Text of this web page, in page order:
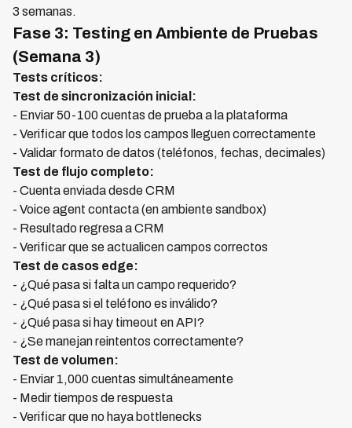
3 semanas.
Fase 3: Testing en Ambiente de Pruebas
(Semana 3)
Tests críticos:
Test de sincronización inicial:
- Enviar 50-100 cuentas de prueba a la plataforma
- Verificar que todos los campos lleguen correctamente
- Validar formato de datos (teléfonos, fechas, decimales)
Test de flujo completo:
- Cuenta enviada desde CRM
- Voice agent contacta (en ambiente sandbox)
- Resultado regresa a CRM
- Verificar que se actualicen campos correctos
Test de casos edge:
- ¿Qué pasa si falta un campo requerido?
- ¿Qué pasa si el teléfono es inválido?
- ¿Qué pasa si hay timeout en API?
- ¿Se manejan reintentos correctamente?
Test de volumen:
- Enviar 1,000 cuentas simultáneamente
- Medir tiempos de respuesta
- Verificar que no haya bottlenecks